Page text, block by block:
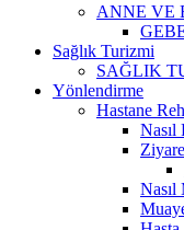
ANNE VE
Sağlık Turizmi
SAĞLIK
Yönlendirme
Hastane
Nasıl
Nasıl